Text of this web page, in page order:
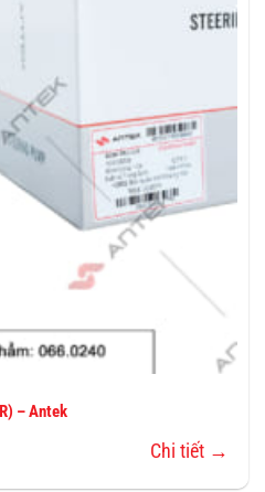
VÀO
YÊU
– Antek
Chi tiết →